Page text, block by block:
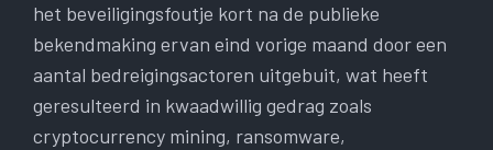
het beveiligingsfoutje kort na de publieke
bekendmaking ervan eind vorige maand door een
aantal bedreigingsactoren uitgebuit, wat heeft
geresulteerd in kwaadwillig gedrag zoals
cryptocurrency mining, ransomware,